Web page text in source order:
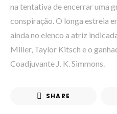
na tentativa de encerrar uma
conspiração. O longa estreia
ainda no elenco a atriz
Miller, Taylor Kitsch e o
Coadjuvante J. K. Simmons.
SHARE